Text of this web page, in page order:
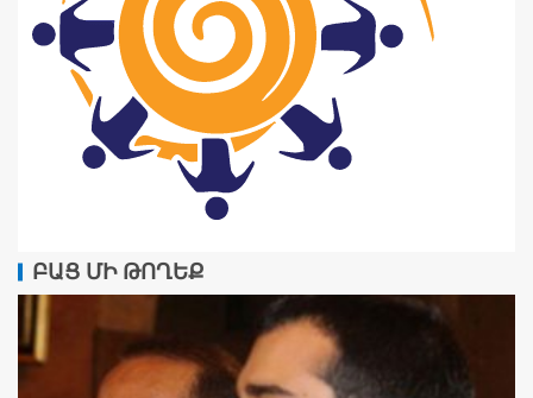
ԲԱՑ ՄԻ ԹՈՂԵՔ